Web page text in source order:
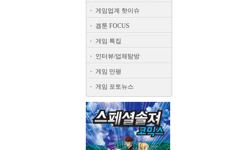
게임업계 핫이슈
겜툰 FOCUS
게임 특집
인터뷰/업체탐방
게임 만평
게임 포토뉴스